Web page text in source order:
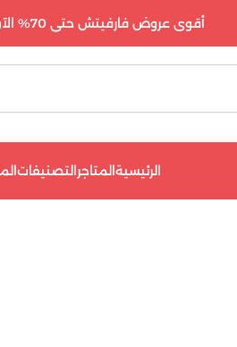
أقوى عروض فارفيتش حتى 70% الآن!
الرئيسيةالمتاجرالتصنيفات